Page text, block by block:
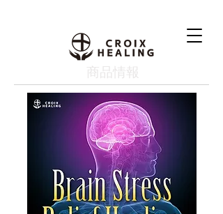
​商品情報